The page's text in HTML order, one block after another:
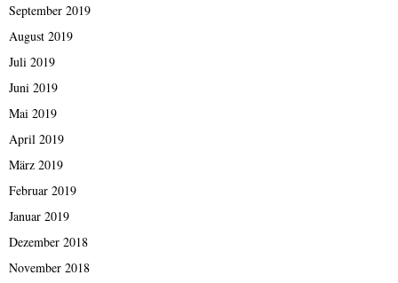
September 2019
August 2019
Juli 2019
Juni 2019
Mai 2019
April 2019
März 2019
Februar 2019
Januar 2019
Dezember 2018
November 2018